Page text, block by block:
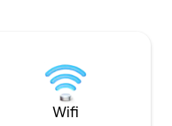
välbefinnande.
största sjön i
Wifi